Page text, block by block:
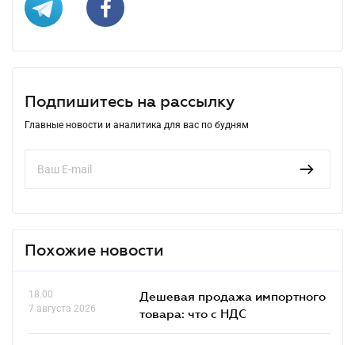
Подпишитесь на рассылку
Главные новости и аналитика для вас по будням
Похожие новости
18.00
7 августа 2026
Дешевая продажа импортного
товара: что c НДС